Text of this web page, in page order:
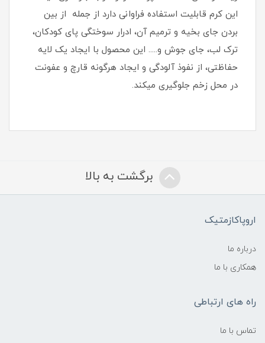
این کرم قابلیت استفاده فراوانی دارد از جمله از بین
بردن جای بخیه و ترمیم آن، ادرار سوختگی پای کودکان،
ترک لب، جای جوش و..... این محصول با ایجاد یک لایه
حفاظتی، از نفوذ آلودگی و ایجاد هرگونه قارچ و عفونت
در محل زخم جلوگیری میکند.
برگشت به بالا
اروپاکازمتیک
درباره ما
همکاری با ما
راه های ارتباطی
تماس با ما